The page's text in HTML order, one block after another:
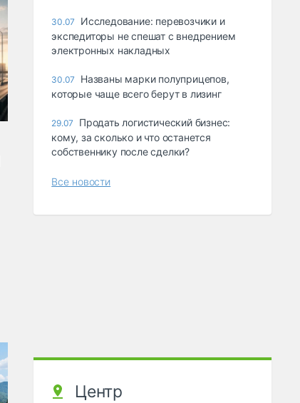
30.07
Исследование: перевозчики и
экспедиторы не спешат с внедрением
электронных накладных
30.07
Названы марки полуприцепов,
которые чаще всего берут в лизинг
29.07
Продать логистический бизнес:
кому, за сколько и что останется
собственнику после сделки?
Все новости
Центр